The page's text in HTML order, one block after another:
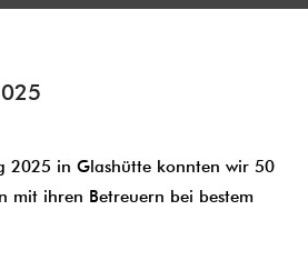
2025 in Glashütte konnten wir 50
mit ihren Betreuern bei bestem